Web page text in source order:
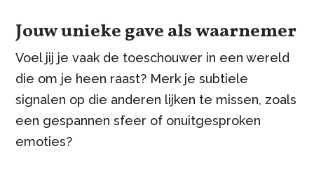
Jouw unieke gave als waarnemer
Voel jij je vaak de toeschouwer in een wereld
die om je heen raast? Merk je subtiele
signalen op die anderen lijken te missen, zoals
een gespannen sfeer of onuitgesproken
emoties?